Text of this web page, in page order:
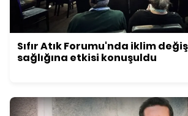
Sıfır Atık Forumu'nda iklim
sağlığına etkisi konuşuldu